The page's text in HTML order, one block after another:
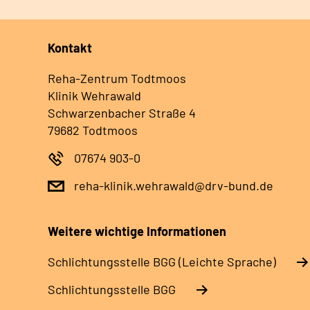
Kontakt
Reha-Zentrum Todtmoos
Klinik Wehrawald
Schwarzenbacher Straße 4
79682 Todtmoos
07674 903-0
reha-klinik.wehrawald@drv-bund.de
Weitere wichtige Informationen
Schlich­tungs­stel­le BGG (Leichte Sprache)
Schlich­tungs­stel­le BGG